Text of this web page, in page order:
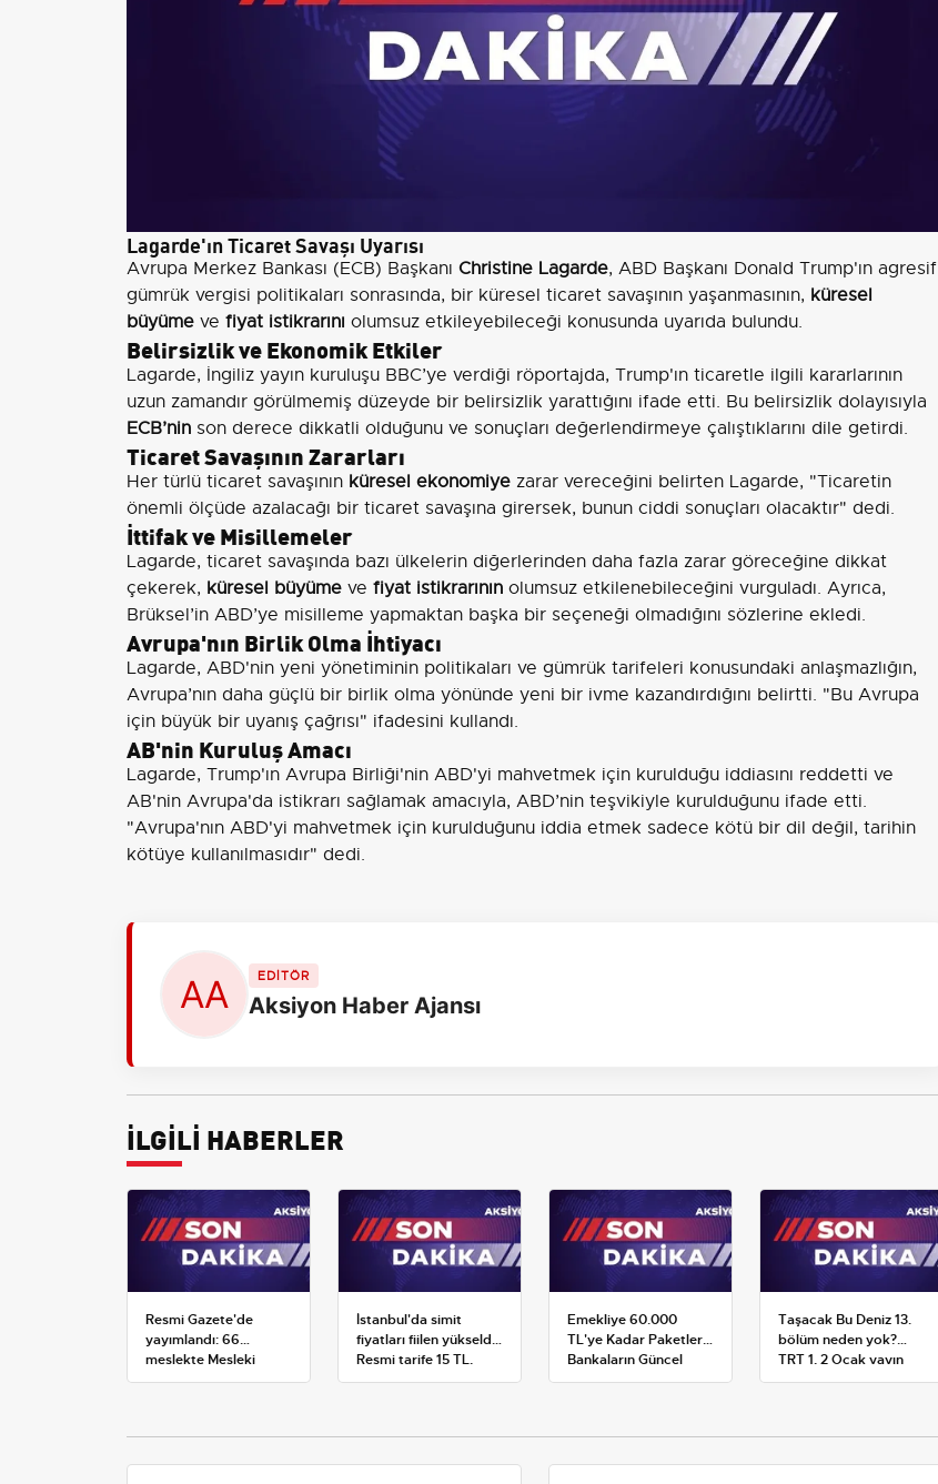
Lagarde'ın Ticaret Savaşı Uyarısı
Avrupa Merkez Bankası (ECB) Başkanı Christine Lagarde, ABD Başkanı Donald Trump'ın agresif
gümrük vergisi politikaları sonrasında, bir küresel ticaret savaşının yaşanmasının, küresel
büyüme ve fiyat istikrarını olumsuz etkileyebileceği konusunda uyarıda bulundu.
Belirsizlik ve Ekonomik Etkiler
Lagarde, İngiliz yayın kuruluşu BBC’ye verdiği röportajda, Trump'ın ticaretle ilgili kararlarının
uzun zamandır görülmemiş düzeyde bir belirsizlik yarattığını ifade etti. Bu belirsizlik dolayısıyla
ECB’nin son derece dikkatli olduğunu ve sonuçları değerlendirmeye çalıştıklarını dile getirdi.
Ticaret Savaşının Zararları
Her türlü ticaret savaşının küresel ekonomiye zarar vereceğini belirten Lagarde, "Ticaretin
önemli ölçüde azalacağı bir ticaret savaşına girersek, bunun ciddi sonuçları olacaktır" dedi.
İttifak ve Misillemeler
Lagarde, ticaret savaşında bazı ülkelerin diğerlerinden daha fazla zarar göreceğine dikkat
çekerek, küresel büyüme ve fiyat istikrarının olumsuz etkilenebileceğini vurguladı. Ayrıca,
Brüksel’in ABD’ye misilleme yapmaktan başka bir seçeneği olmadığını sözlerine ekledi.
Avrupa'nın Birlik Olma İhtiyacı
Lagarde, ABD'nin yeni yönetiminin politikaları ve gümrük tarifeleri konusundaki anlaşmazlığın,
Avrupa’nın daha güçlü bir birlik olma yönünde yeni bir ivme kazandırdığını belirtti. "Bu Avrupa
için büyük bir uyanış çağrısı" ifadesini kullandı.
AB'nin Kuruluş Amacı
Lagarde, Trump'ın Avrupa Birliği'nin ABD'yi mahvetmek için kurulduğu iddiasını reddetti ve
AB'nin Avrupa'da istikrarı sağlamak amacıyla, ABD’nin teşvikiyle kurulduğunu ifade etti.
"Avrupa'nın ABD'yi mahvetmek için kurulduğunu iddia etmek sadece kötü bir dil değil, tarihin
kötüye kullanılmasıdır" dedi.
EDİTÖR
Aksiyon Haber Ajansı
İLGİLİ HABERLER
Resmi Gazete'de
yayımlandı: 66
meslekte Mesleki
Yeterlilik Belgesi
İstanbul'da simit
fiyatları fiilen yükseldi:
Resmi tarife 15 TL,
satışlar 20-25 TL'ye
Emekliye 60.000
TL'ye Kadar Paketler:
Bankaların Güncel
Promosyon ve Ek
Taşacak Bu Deniz 13.
bölüm neden yok?
TRT 1, 2 Ocak yayın
planını değiştirdi